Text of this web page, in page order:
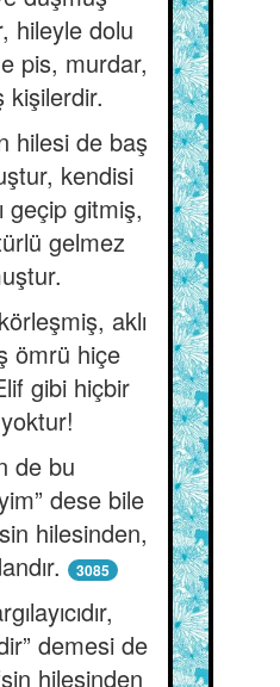
hileyle dolu
pis, murdar,
kişilerdir.
hilesi de baş
kendisi
geçip gitmiş,
gelmez
aklı
ömrü hiçe
gibi hiçbir
de bu
dese bile
hilesinden,
3085
demesi de
hilesinden